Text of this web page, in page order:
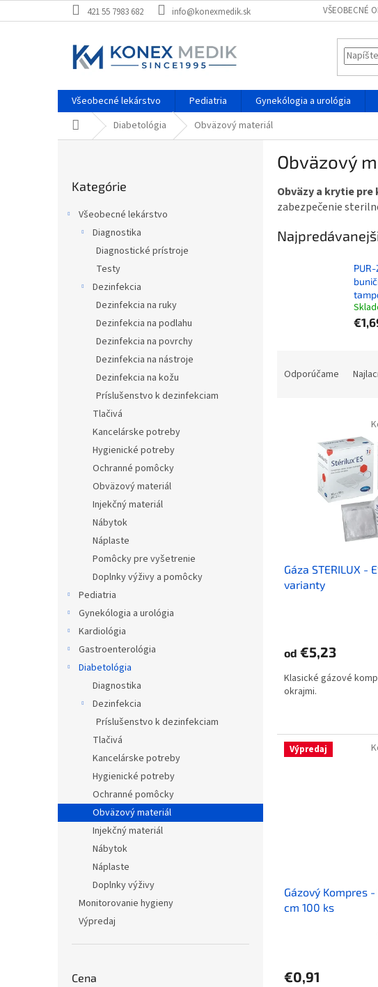
na
421 55 7983 682 info@konexmedik.sk VŠEOBECNÉ
Všeobecné lekárstvo Pediatria Gynekólogia a urológia
DomovDiabetológia Obväzový materiál
kategórie
Kategórie
Všeobecné lekárstvo
Diagnostika
Diagnostické prístroje
Testy
Dezinfekcia
Dezinfekcia na ruky
Dezinfekcia na podlahu
Dezinfekcia na povrchy
Dezinfekcia na nástroje
Dezinfekcia na kožu
Príslušenstvo k dezinfekciam
Tlačivá
Kancelárske potreby
Hygienické potreby
Ochranné pomôcky
Obväzový materiál
Injekčný materiál
Nábytok
Náplaste
Pomôcky pre vyšetrenie
Doplnky výživy a pomôcky
Pediatria
Gynekólogia a urológia
Kardiológia
Gastroenterológia
Diabetológia
Diagnostika
Dezinfekcia
Príslušenstvo k dezinfekciam
Tlačivá
Kancelárske potreby
Hygienické potreby
Ochranné pomôcky
Obväzový materiál
Injekčný materiál
Nábytok
Náplaste
Doplnky výživy
Monitorovanie hygieny
Výpredaj
Cena
Obväzový
Obväzy a krytie
zabezpečenie
Odporúčame
Gáza STERILUX -
varianty
od €5,23
Klasické gázové
okrajmi.
Výpredaj
Gázový Kompres
cm 100 ks
€0,91